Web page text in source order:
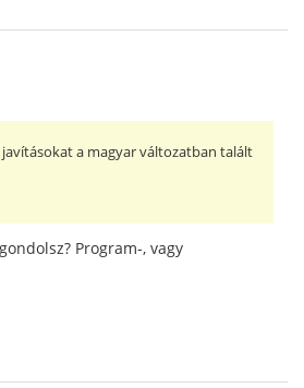
a magyar változatban talált
Program-, vagy